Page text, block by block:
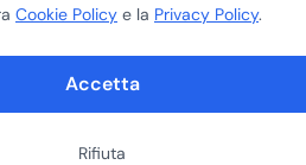
Cookie Policy e la Privacy Policy.
Accetta
Rifiuta